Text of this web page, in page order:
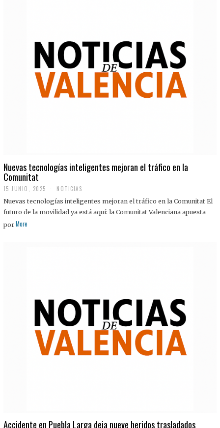
Nuevas tecnologías inteligentes mejoran el tráfico en la
Comunitat
15 JUNIO, 2025 NOTICIAS
Nuevas tecnologías inteligentes mejoran el tráfico en la Comunitat El
futuro de la movilidad ya está aquí: la Comunitat Valenciana apuesta
por More
Accidente en Puebla Larga deja nueve heridos trasladados